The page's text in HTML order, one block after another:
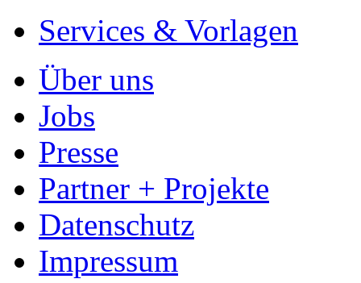
Services & Vorlagen
Über uns
Jobs
Presse
Partner + Projekte
Datenschutz
Impressum